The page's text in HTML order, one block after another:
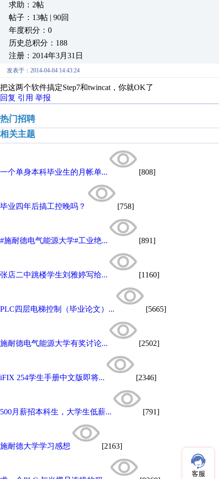
求助：2帖
帖子：13帖 | 90回
年度积分：0
历史总积分：188
注册：2014年3月31日
发表于：2014-04-04 14:43:24
把这两个软件搞定Step7和twincat，你就OK了
回复 引用 举报
热门招聘
相关主题
一个单身本科毕业生的月帐单... [808]
毕业四年后搞工控晚吗？ [758]
#施耐德电气能源大学#工业绝... [891]
张店二中跳楼学生刘雅婷写给... [1160]
PLC四层电梯控制（毕业论文）... [5665]
施耐德电气能源大学有奖讨论... [2502]
iFIX 254学生手册中文版即将... [2346]
500月薪招本科生，大学生低薪... [791]
施耐德大学学习感想 [2163]
客服